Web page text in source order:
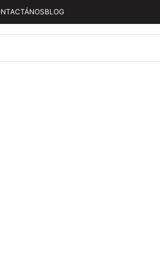
BLOG